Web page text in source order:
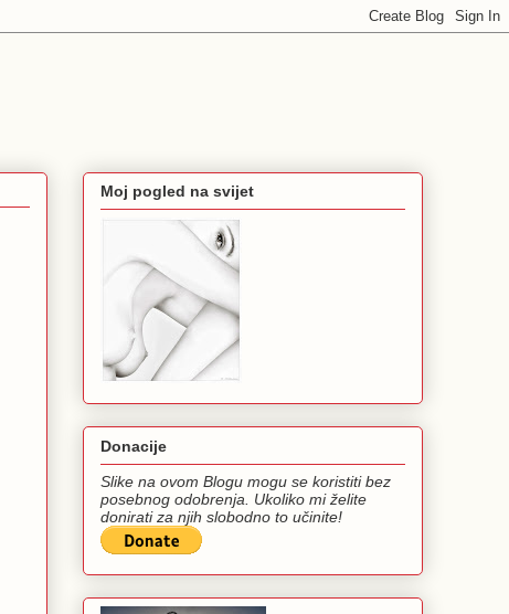
Moj pogled na svijet
Donacije
Slike na ovom Blogu mogu se koristiti bez
posebnog odobrenja. Ukoliko mi želite
donirati za njih slobodno to učinite!